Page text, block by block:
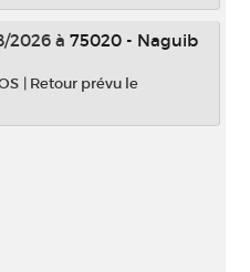
2026 à 75020 - Naguib
| Retour prévu le